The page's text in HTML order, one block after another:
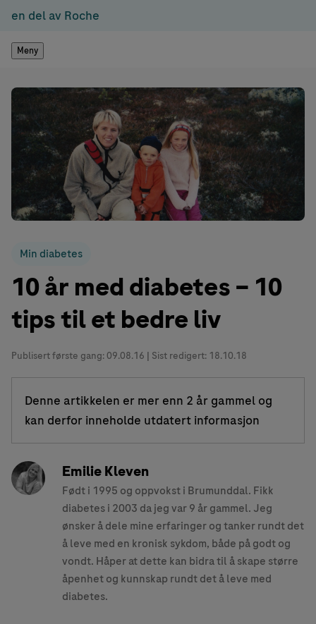
en del av Roche
Meny
Min diabetes
10 år med diabetes – 10
tips til et bedre liv
Publisert første gang: 09.08.16 | Sist redigert: 18.10.18
Denne artikkelen er mer enn 2 år gammel og
kan derfor inneholde utdatert informasjon
Emilie Kleven
Født i 1995 og oppvokst i Brumunddal. Fikk
diabetes i 2003 da jeg var 9 år gammel. Jeg
ønsker å dele mine erfaringer og tanker rundt det
å leve med en kronisk sykdom, både på godt og
vondt. Håper at dette kan bidra til å skape større
åpenhet og kunnskap rundt det å leve med
diabetes.